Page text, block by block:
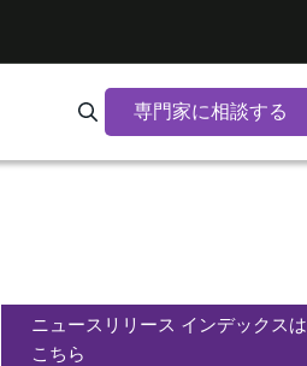
Search Synopsys.com
専門家に相談する
ニュースリリース インデックスは
こちら